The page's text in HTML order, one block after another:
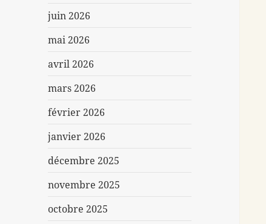
juin 2026
mai 2026
avril 2026
mars 2026
février 2026
janvier 2026
décembre 2025
novembre 2025
octobre 2025